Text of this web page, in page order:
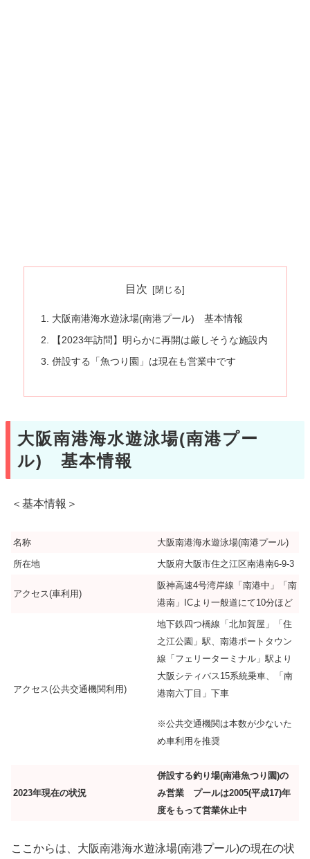
目次
大阪南港海水遊泳場(南港プール) 基本情報
【2023年訪問】明らかに再開は厳しそうな施設内
併設する「魚つり園」は現在も営業中です
大阪南港海水遊泳場(南港プー
ル) 基本情報
＜基本情報＞
名称 大阪南港海水遊泳場(南港プール)
所在地 大阪府大阪市住之江区南港南6-9-3
アクセス(車利用)
阪神高速4号湾岸線「南港中」「南
港南」ICより一般道にて10分ほど
アクセス(公共交通機関利用)
地下鉄四つ橋線「北加賀屋」「住
之江公園」駅、南港ポートタウン
線「フェリーターミナル」駅より
大阪シティバス15系統乗車、「南
港南六丁目」下車
※公共交通機関は本数が少ないた
め車利用を推奨
2023年現在の状況
併設する釣り場(南港魚つり園)の
み営業 プールは2005(平成17)年
度をもって営業休止中
ここからは、大阪南港海水遊泳場(南港プール)の現在の状